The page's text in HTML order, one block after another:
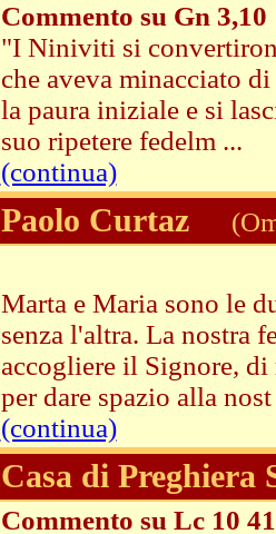
Commento su Gn 3,10
"I Niniviti si
che aveva minacciato
la paura iniziale e si
suo ripetere fedelm ...
(continua)
Paolo Curtaz
Marta e Maria sono le
senza l'altra. La nostra
accogliere il Signore, di
per dare spazio alla nost
(continua)
Casa di Preghiera
Commento su Lc 10